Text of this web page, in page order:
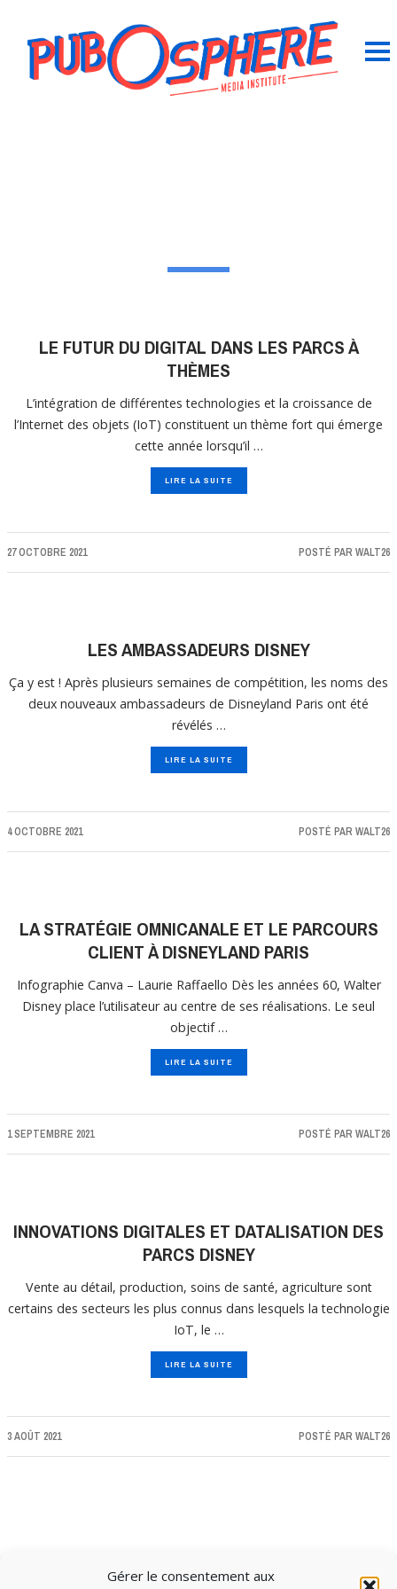
Gérer le consentement aux
LE FUTUR DU DIGITAL DANS LES PARCS À
THÈMES
L’intégration de différentes technologies et la croissance de
l’Internet des objets (IoT) constituent un thème fort qui émerge
cette année lorsqu’il …
LIRE LA SUITE
27 OCTOBRE 2021 POSTÉ PAR WALT26
LES AMBASSADEURS DISNEY
Ça y est ! Après plusieurs semaines de compétition, les noms des
deux nouveaux ambassadeurs de Disneyland Paris ont été
révélés …
LIRE LA SUITE
4 OCTOBRE 2021 POSTÉ PAR WALT26
LA STRATÉGIE OMNICANALE ET LE PARCOURS
CLIENT À DISNEYLAND PARIS
Infographie Canva – Laurie Raffaello Dès les années 60, Walter
Disney place l’utilisateur au centre de ses réalisations. Le seul
objectif …
LIRE LA SUITE
1 SEPTEMBRE 2021 POSTÉ PAR WALT26
INNOVATIONS DIGITALES ET DATALISATION DES
PARCS DISNEY
Vente au détail, production, soins de santé, agriculture sont
certains des secteurs les plus connus dans lesquels la technologie
IoT, le …
LIRE LA SUITE
3 AOÛT 2021 POSTÉ PAR WALT26
CHARGER PLUS D'ARTICLES